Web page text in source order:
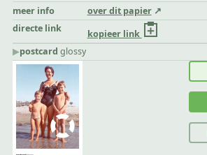
meer info
over dit papier
directe link
kopieer link
▶︎postcard glossy